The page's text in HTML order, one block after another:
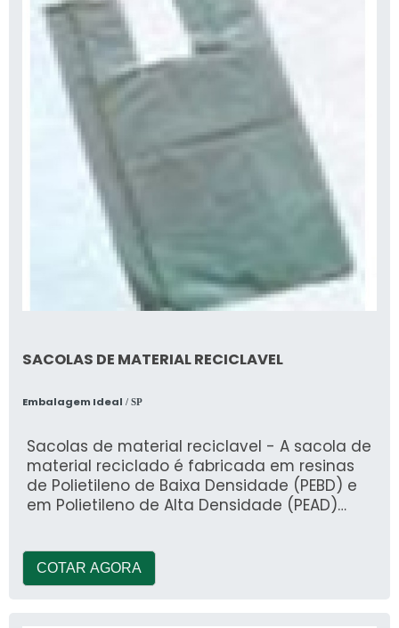
SACOLAS DE MATERIAL RECICLAVEL
Embalagem Ideal / SP
Sacolas de material reciclavel - A sacola de
material reciclado é fabricada em resinas
de Polietileno de Baixa Densidade (PEBD) e
em Polietileno de Alta Densidade (PEAD)
COTAR AGORA